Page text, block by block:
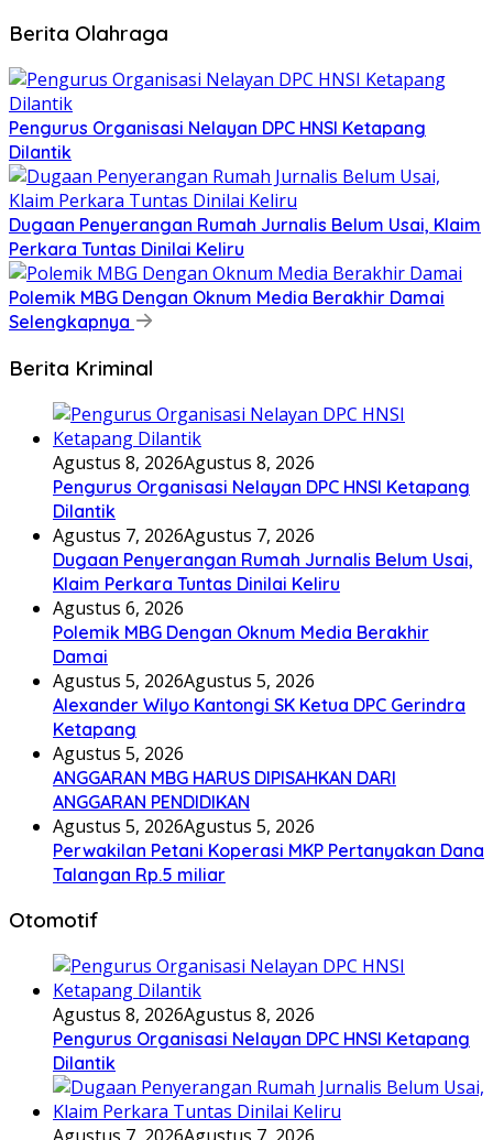
Berita Olahraga
Pengurus Organisasi Nelayan DPC HNSI Ketapang
Dilantik
Dugaan Penyerangan Rumah Jurnalis Belum Usai, Klaim
Perkara Tuntas Dinilai Keliru
Polemik MBG Dengan Oknum Media Berakhir Damai
Selengkapnya
Berita Kriminal
Agustus 8, 2026Agustus 8, 2026
Pengurus Organisasi Nelayan DPC HNSI Ketapang
Dilantik
Agustus 7, 2026Agustus 7, 2026
Dugaan Penyerangan Rumah Jurnalis Belum Usai,
Klaim Perkara Tuntas Dinilai Keliru
Agustus 6, 2026
Polemik MBG Dengan Oknum Media Berakhir
Damai
Agustus 5, 2026Agustus 5, 2026
Alexander Wilyo Kantongi SK Ketua DPC Gerindra
Ketapang
Agustus 5, 2026
ANGGARAN MBG HARUS DIPISAHKAN DARI
ANGGARAN PENDIDIKAN
Agustus 5, 2026Agustus 5, 2026
Perwakilan Petani Koperasi MKP Pertanyakan Dana
Talangan Rp.5 miliar
Otomotif
Agustus 8, 2026Agustus 8, 2026
Pengurus Organisasi Nelayan DPC HNSI Ketapang
Dilantik